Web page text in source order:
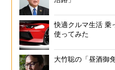
快適クルマ生活 乗
使ってみた
大竹聡の「昼酒御免